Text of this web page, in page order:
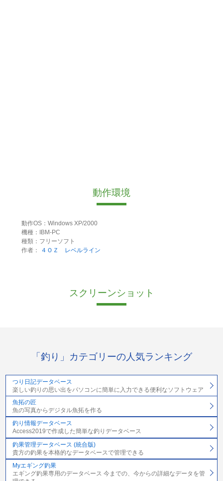
動作環境
動作OS：Windows XP/2000
機種：IBM-PC
種類：フリーソフト
作者：
４ＯＺ レベルライン
スクリーンショット
「釣り」カテゴリーの人気ランキング
つり日記データベース
楽しい釣りの思い出をパソコンに簡単に入力できる便利なソフトウェア
魚拓の匠
魚の写真からデジタル魚拓を作る
釣り情報データベース
Access2019で作成した簡単な釣りデータベース
釣果管理データベース (統合版)
貴方の釣果を本格的なデータベースで管理できる
Myエギング釣果
エギング釣果専用のデータベース 今までの、今からの詳細なデータを管